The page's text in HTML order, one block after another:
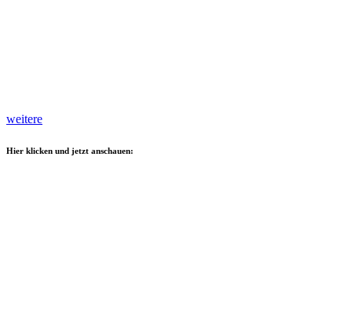
weitere
Hier klicken und jetzt anschauen: